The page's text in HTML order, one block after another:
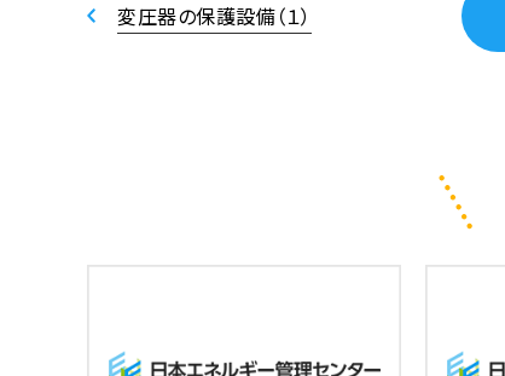
変圧器の保護設備（１）